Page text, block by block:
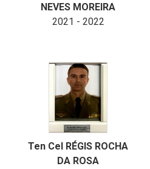
NEVES MOREIRA
2021 - 2022
Ten Cel RÉGIS ROCHA
DA ROSA